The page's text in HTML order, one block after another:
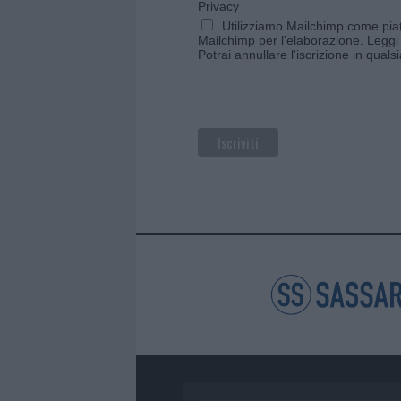
Privacy
Utilizziamo Mailchimp come
Mailchimp per l'elaborazione.
Potrai annullare l'iscrizione in